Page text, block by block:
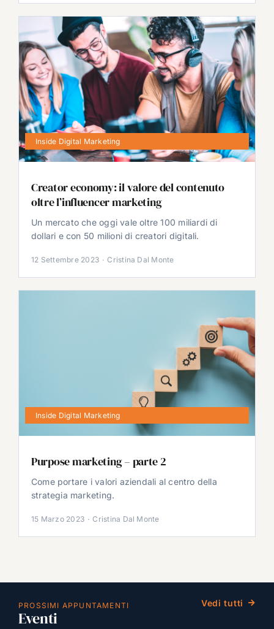
Inside Digital Marketing
Creator economy: il valore del contenuto
oltre l’influencer marketing
Un mercato che oggi vale oltre 100 miliardi di
dollari e con 50 milioni di creatori digitali.
12 Settembre 2023 · Cristina Dal Monte
Inside Digital Marketing
Purpose marketing – parte 2
Come portare i valori aziendali al centro della
strategia marketing.
15 Marzo 2023 · Cristina Dal Monte
PROSSIMI APPUNTAMENTI
Eventi
Vedi tutti